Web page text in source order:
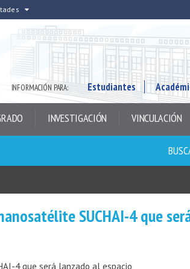
INFORMACIÓN PARA: Estudiantes
INVESTIGACIÓN VINCULACIÓN
SUCHAI-4 que
4 que será lanzado al espacio